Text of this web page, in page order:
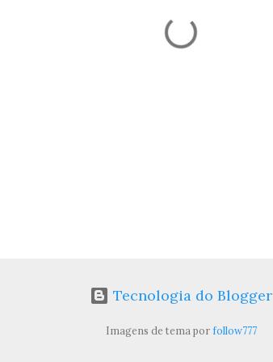
Tecnologia do Blogger
Imagens de tema porfollow777